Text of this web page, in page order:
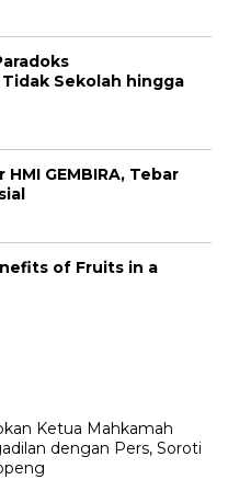
Sekolah hingga
HMI GEMBIRA, Tebar
of Fruits in a